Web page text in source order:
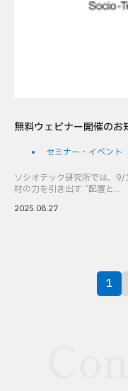
無料ウェビナー開催のお
セミナー・イベント
ソシオテック研究所では、
材の力を引き出す “配置と...
2025.08.27
1